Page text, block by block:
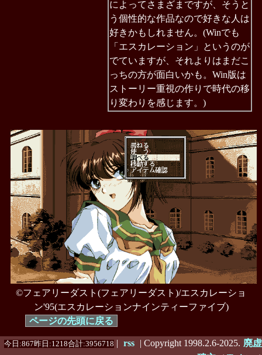
によってさまざまですが、そうと
う個性的な作品なので好きな人は
好きかもしれません。(Winでも
「エスカレーション」というのが
でていますが、それよりはまだこ
っちの方が面白いかも。Win版は
ストーリー重視の作りで時代の移
り変わりを感じます。)
©フェアリーダスト(フェアリーダスト)/エスカレーショ
ン'95(エスカレーションナインティーファイブ)
ページの先頭に戻る
今日:867昨日:1218合計:3956718 | rss | Copyright 1998.2.6-2025. 廃虚